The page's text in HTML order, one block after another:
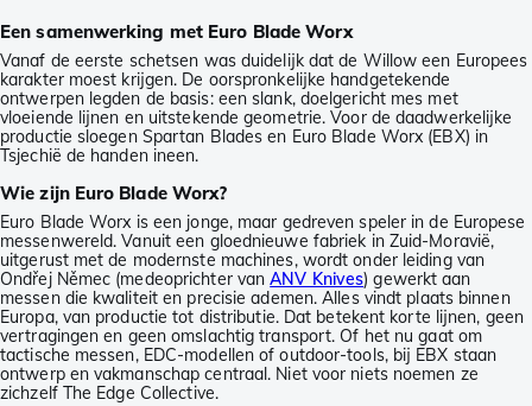
Een samenwerking met Euro Blade Worx
Vanaf de eerste schetsen was duidelijk dat de Willow een Europees
karakter moest krijgen. De oorspronkelijke handgetekende
ontwerpen legden de basis: een slank, doelgericht mes met
vloeiende lijnen en uitstekende geometrie. Voor de daadwerkelijke
productie sloegen Spartan Blades en Euro Blade Worx (EBX) in
Tsjechië de handen ineen.
Wie zijn Euro Blade Worx?
Euro Blade Worx is een jonge, maar gedreven speler in de Europese
messenwereld. Vanuit een gloednieuwe fabriek in Zuid-Moravië,
uitgerust met de modernste machines, wordt onder leiding van
Ondřej Němec (medeoprichter vanANV Knives) gewerkt aan
messen die kwaliteit en precisie ademen. Alles vindt plaats binnen
Europa, van productie tot distributie. Dat betekent korte lijnen, geen
vertragingen en geen omslachtig transport. Of het nu gaat om
tactische messen, EDC-modellen of outdoor-tools, bij EBX staan
ontwerp en vakmanschap centraal. Niet voor niets noemen ze
zichzelf The Edge Collective.